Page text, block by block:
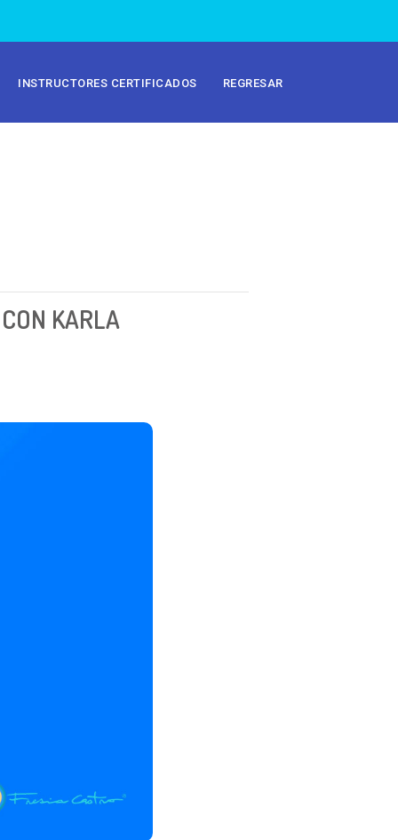
INSTRUCTORES CERTIFICADOS REGRESAR
KARLA